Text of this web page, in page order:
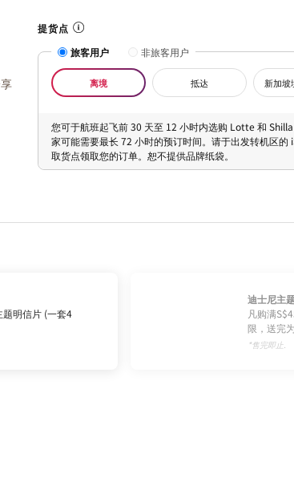
提货点
旅客用户
非旅客用户
离境 抵达 新加坡
您可于航班起飞前 30 天至 12 小时内选购 Lotte 和
家可能需要最长 72 小时的预订时间。请于出发转机区的
取货点领取您的订单。恕不提供品牌纸袋。
明信片 (一套4
迪士尼主
凡购满
限，送完为
*售完即止.